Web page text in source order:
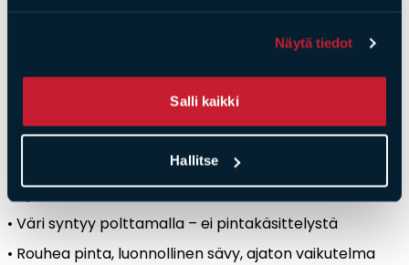
Näytä tiedot
Salli kaikki
Hallitse
äytetään erityisesti kohteissa, joissa syystä
tai toisesta ei voida hyödyntää 39 mm paksuista
tiililaattaa.
Keskeiset ominaisuudet:
• Kevyt ja kustannustehokas vaihtoehto aidolle
tiilipinnalle
• Väri syntyy polttamalla – ei pintakäsittelystä
• Rouhea pinta, luonnollinen sävy, ajaton vaikutelma